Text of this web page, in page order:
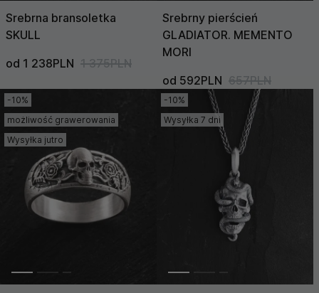
Srebrna bransoletka
SKULL
od 1 238PLN 1 375PLN
Srebrny pierścień
GLADIATOR. MEMENTO
MORI
od 592PLN 657PLN
-10%
możliwość grawerowania
Wysyłka jutro
-10%
Wysyłka 7 dni